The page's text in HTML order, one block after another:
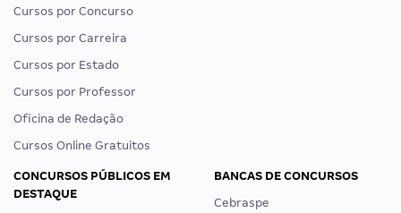
Cursos por Concurso
Cursos por Carreira
Cursos por Estado
Cursos por Professor
Oficina de Redação
Cursos Online Gratuitos
CONCURSOS PÚBLICOS EM
DESTAQUE
BANCAS DE CONCURSOS
Cebraspe